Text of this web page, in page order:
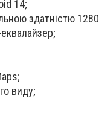
14;
здатністю
виду;